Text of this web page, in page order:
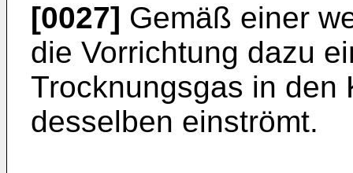
[0027] Gemäß einer
die Vorrichtung dazu
Trocknungsgas in den
desselben einströmt.